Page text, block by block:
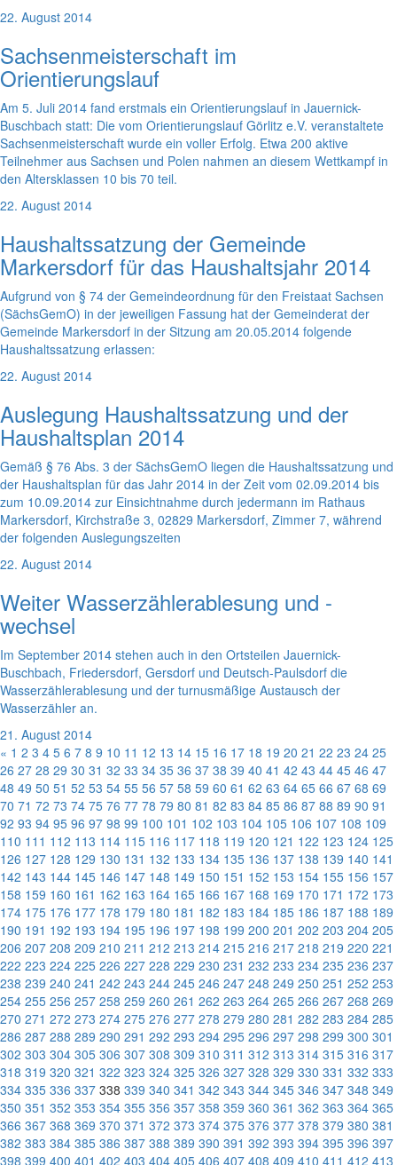
22. August 2014
Sachsenmeisterschaft im
Orientierungslauf
Am 5. Juli 2014 fand erstmals ein Orientierungslauf in Jauernick-
Buschbach statt: Die vom Orientierungslauf Görlitz e.V. veranstaltete
Sachsenmeisterschaft wurde ein voller Erfolg. Etwa 200 aktive
Teilnehmer aus Sachsen und Polen nahmen an diesem Wettkampf in
den Altersklassen 10 bis 70 teil.
22. August 2014
Haushaltssatzung der Gemeinde
Markersdorf für das Haushaltsjahr 2014
Aufgrund von § 74 der Gemeindeordnung für den Freistaat Sachsen
(SächsGemO) in der jeweiligen Fassung hat der Gemeinderat der
Gemeinde Markersdorf in der Sitzung am 20.05.2014 folgende
Haushaltssatzung erlassen:
22. August 2014
Auslegung Haushaltssatzung und der
Haushaltsplan 2014
Gemäß § 76 Abs. 3 der SächsGemO liegen die Haushaltssatzung und
der Haushaltsplan für das Jahr 2014 in der Zeit vom 02.09.2014 bis
zum 10.09.2014 zur Einsichtnahme durch jedermann im Rathaus
Markersdorf, Kirchstraße 3, 02829 Markersdorf, Zimmer 7, während
der folgenden Auslegungszeiten
22. August 2014
Weiter Wasserzählerablesung und -
wechsel
Im September 2014 stehen auch in den Ortsteilen Jauernick-
Buschbach, Friedersdorf, Gersdorf und Deutsch-Paulsdorf die
Wasserzählerablesung und der turnusmäßige Austausch der
Wasserzähler an.
21. August 2014
« 1 2 3 4 5 6 7 8 9 10 11 12 13 14 15 16 17 18 19 20 21 22 23 24 25
26 27 28 29 30 31 32 33 34 35 36 37 38 39 40 41 42 43 44 45 46 47
48 49 50 51 52 53 54 55 56 57 58 59 60 61 62 63 64 65 66 67 68 69
70 71 72 73 74 75 76 77 78 79 80 81 82 83 84 85 86 87 88 89 90 91
92 93 94 95 96 97 98 99 100 101 102 103 104 105 106 107 108 109
110 111 112 113 114 115 116 117 118 119 120 121 122 123 124 125
126 127 128 129 130 131 132 133 134 135 136 137 138 139 140 141
142 143 144 145 146 147 148 149 150 151 152 153 154 155 156 157
158 159 160 161 162 163 164 165 166 167 168 169 170 171 172 173
174 175 176 177 178 179 180 181 182 183 184 185 186 187 188 189
190 191 192 193 194 195 196 197 198 199 200 201 202 203 204 205
206 207 208 209 210 211 212 213 214 215 216 217 218 219 220 221
222 223 224 225 226 227 228 229 230 231 232 233 234 235 236 237
238 239 240 241 242 243 244 245 246 247 248 249 250 251 252 253
254 255 256 257 258 259 260 261 262 263 264 265 266 267 268 269
270 271 272 273 274 275 276 277 278 279 280 281 282 283 284 285
286 287 288 289 290 291 292 293 294 295 296 297 298 299 300 301
302 303 304 305 306 307 308 309 310 311 312 313 314 315 316 317
318 319 320 321 322 323 324 325 326 327 328 329 330 331 332 333
334 335 336 337 338 339 340 341 342 343 344 345 346 347 348 349
350 351 352 353 354 355 356 357 358 359 360 361 362 363 364 365
366 367 368 369 370 371 372 373 374 375 376 377 378 379 380 381
382 383 384 385 386 387 388 389 390 391 392 393 394 395 396 397
398 399 400 401 402 403 404 405 406 407 408 409 410 411 412 413